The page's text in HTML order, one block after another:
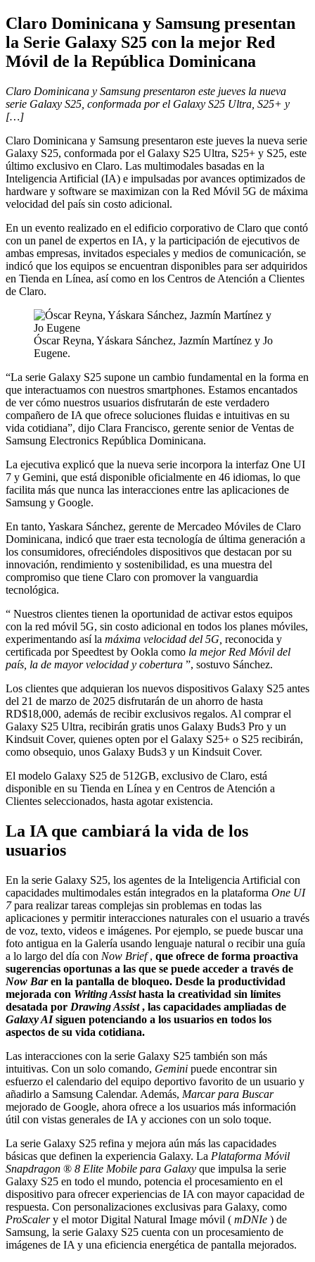
Claro Dominicana y Samsung presentan
la Serie Galaxy S25 con la mejor Red
Móvil de la República Dominicana
Claro Dominicana y Samsung presentaron este jueves la nueva
serie Galaxy S25, conformada por el Galaxy S25 Ultra, S25+ y
[…]
Claro Dominicana y Samsung presentaron este jueves la nueva serie
Galaxy S25, conformada por el Galaxy S25 Ultra, S25+ y S25, este
último exclusivo en Claro. Las multimodales basadas en la
Inteligencia Artificial (IA) e impulsadas por avances optimizados de
hardware y software se maximizan con la Red Móvil 5G de máxima
velocidad del país sin costo adicional.
En un evento realizado en el edificio corporativo de Claro que contó
con un panel de expertos en IA, y la participación de ejecutivos de
ambas empresas, invitados especiales y medios de comunicación, se
indicó que los equipos se encuentran disponibles para ser adquiridos
en Tienda en Línea, así como en los Centros de Atención a Clientes
de Claro.
Óscar Reyna, Yáskara Sánchez, Jazmín Martínez y Jo
Eugene.
“La serie Galaxy S25 supone un cambio fundamental en la forma en
que interactuamos con nuestros smartphones. Estamos encantados
de ver cómo nuestros usuarios disfrutarán de este verdadero
compañero de IA que ofrece soluciones fluidas e intuitivas en su
vida cotidiana”, dijo Clara Francisco, gerente senior de Ventas de
Samsung Electronics República Dominicana.
La ejecutiva explicó que la nueva serie incorpora la interfaz One UI
7 y Gemini, que está disponible oficialmente en 46 idiomas, lo que
facilita más que nunca las interacciones entre las aplicaciones de
Samsung y Google.
En tanto, Yaskara Sánchez, gerente de Mercadeo Móviles de Claro
Dominicana, indicó que traer esta tecnología de última generación a
los consumidores, ofreciéndoles dispositivos que destacan por su
innovación, rendimiento y sostenibilidad, es una muestra del
compromiso que tiene Claro con promover la vanguardia
tecnológica.
“ Nuestros clientes tienen la oportunidad de activar estos equipos
con la red móvil 5G, sin costo adicional en todos los planes móviles,
experimentando así la máxima velocidad del 5G, reconocida y
certificada por Speedtest by Ookla como la mejor Red Móvil del
país, la de mayor velocidad y cobertura ”, sostuvo Sánchez.
Los clientes que adquieran los nuevos dispositivos Galaxy S25 antes
del 21 de marzo de 2025 disfrutarán de un ahorro de hasta
RD$18,000, además de recibir exclusivos regalos. Al comprar el
Galaxy S25 Ultra, recibirán gratis unos Galaxy Buds3 Pro y un
Kindsuit Cover, quienes opten por el Galaxy S25+ o S25 recibirán,
como obsequio, unos Galaxy Buds3 y un Kindsuit Cover.
El modelo Galaxy S25 de 512GB, exclusivo de Claro, está
disponible en su Tienda en Línea y en Centros de Atención a
Clientes seleccionados, hasta agotar existencia.
La IA que cambiará la vida de los
usuarios
En la serie Galaxy S25, los agentes de la Inteligencia Artificial con
capacidades multimodales están integrados en la plataforma One UI
7para realizar tareas complejas sin problemas en todas las
aplicaciones y permitir interacciones naturales con el usuario a través
de voz, texto, videos e imágenes. Por ejemplo, se puede buscar una
foto antigua en la Galería usando lenguaje natural o recibir una guía
a lo largo del día con Now Brief, que ofrece de forma proactiva
sugerencias oportunas a las que se puede acceder a través de
Now Baren la pantalla de bloqueo. Desde la productividad
mejorada con Writing Assisthasta la creatividad sin límites
desatada por Drawing Assist, las capacidades ampliadas de
Galaxy AIsiguen potenciando a los usuarios en todos los
aspectos de su vida cotidiana.
Las interacciones con la serie Galaxy S25 también son más
intuitivas. Con un solo comando, Gemini puede encontrar sin
esfuerzo el calendario del equipo deportivo favorito de un usuario y
añadirlo a Samsung Calendar. Además, Marcar para Buscar
mejorado de Google, ahora ofrece a los usuarios más información
útil con vistas generales de IA y acciones con un solo toque.
La serie Galaxy S25 refina y mejora aún más las capacidades
básicas que definen la experiencia Galaxy. La Plataforma Móvil
Snapdragon ® 8 Elite Mobile para Galaxy que impulsa la serie
Galaxy S25 en todo el mundo, potencia el procesamiento en el
dispositivo para ofrecer experiencias de IA con mayor capacidad de
respuesta. Con personalizaciones exclusivas para Galaxy, como
ProScalery el motor Digital Natural Image móvil ( mDNIe ) de
Samsung, la serie Galaxy S25 cuenta con un procesamiento de
imágenes de IA y una eficiencia energética de pantalla mejorados.